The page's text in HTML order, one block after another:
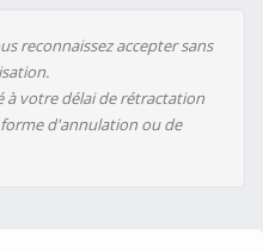
reconnaissez accepter sans
à votre délai de rétractation
d'annulation ou de